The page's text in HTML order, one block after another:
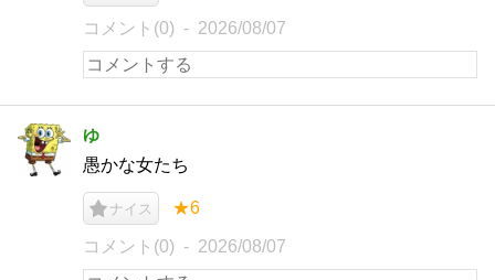
コメント(0) 2026/08/07
ゆ
愚かな女たち
ナイス ★6
コメント(0) 2026/08/07